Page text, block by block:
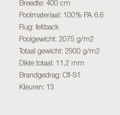
Breedte: 400 cm
Poolmateriaal: 100% PA 6.6
Rug: feltback
Poolgewicht: 2075 g/m2
Totaal gewicht: 2900 g/m2
Dikte totaal: 11,2 mm
Brandgedrag: Cfl-S1
Kleuren: 13